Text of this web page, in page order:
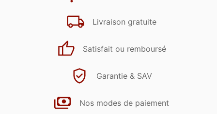
Livraison gratuite
Satisfait ou remboursé
Garantie & SAV
Nos modes de paiement